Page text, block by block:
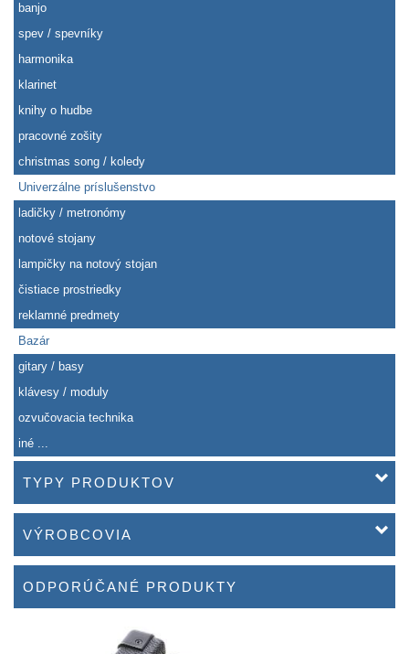
banjo
spev / spevníky
harmonika
klarinet
knihy o hudbe
pracovné zošity
christmas song / koledy
Univerzálne príslušenstvo
ladičky / metronómy
notové stojany
lampičky na notový stojan
čistiace prostriedky
reklamné predmety
Bazár
gitary / basy
klávesy / moduly
ozvučovacia technika
iné ...
TYPY PRODUKTOV
VÝROBCOVIA
ODPORÚČANÉ PRODUKTY